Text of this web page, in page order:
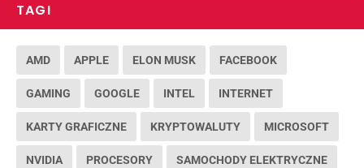
TAGI
AMD APPLE ELON MUSK FACEBOOK
GAMING GOOGLE INTEL INTERNET
KARTY GRAFICZNE KRYPTOWALUTY MICROSOFT
NVIDIA PROCESORY SAMOCHODY ELEKTRYCZNE